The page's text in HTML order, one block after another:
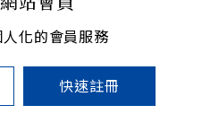
化的會員服務
快速註冊